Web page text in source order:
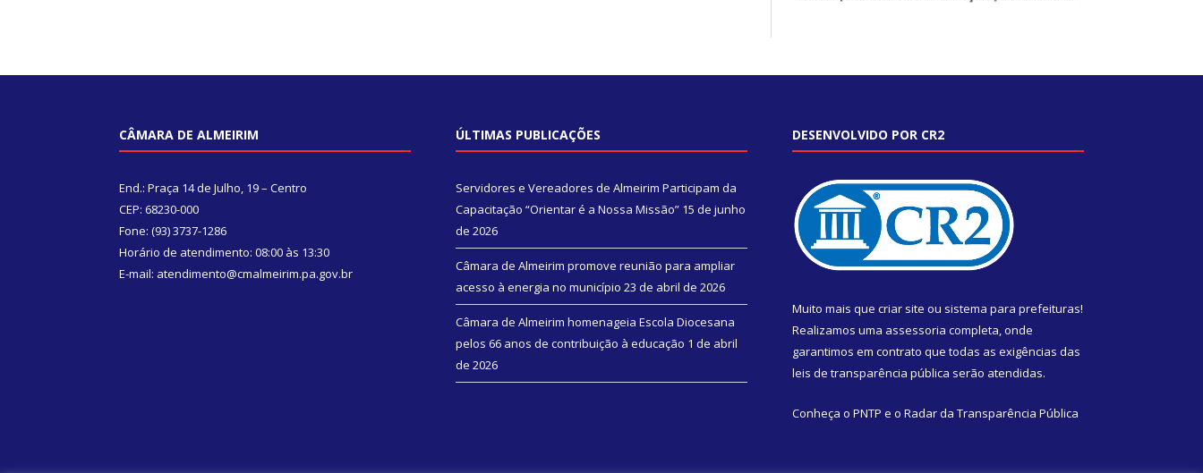
CÂMARA DE ALMEIRIM
End.: Praça 14 de Julho, 19 – Centro
CEP: 68230-000
Fone: (93) 3737-1286
Horário de atendimento: 08:00 às 13:30
E-mail: atendimento@cmalmeirim.pa.gov.br
ÚLTIMAS PUBLICAÇÕES
Servidores e Vereadores de Almeirim Participam da
Capacitação “Orientar é a Nossa Missão” 15 de junho
de 2026
Câmara de Almeirim promove reunião para ampliar
acesso à energia no município 23 de abril de 2026
Câmara de Almeirim homenageia Escola Diocesana
pelos 66 anos de contribuição à educação 1 de abril
de 2026
DESENVOLVIDO POR CR2
Muito mais que criar site ou sistema para prefeituras!
Realizamos uma assessoria completa, onde
garantimos em contrato que todas as exigências das
leis de transparência pública serão atendidas.
Conheça o PNTP e o Radar da Transparência Pública